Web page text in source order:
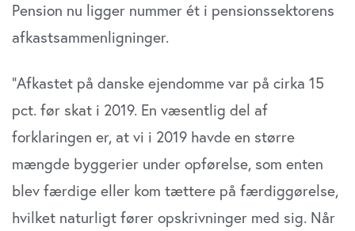
Pension nu ligger nummer ét i pensionssektorens
afkastsammenligninger.
”Afkastet på danske ejendomme var på cirka 15
pct. før skat i 2019. En væsentlig del af
forklaringen er, at vi i 2019 havde en større
mængde byggerier under opførelse, som enten
blev færdige eller kom tættere på færdiggørelse,
hvilket naturligt fører opskrivninger med sig. Når